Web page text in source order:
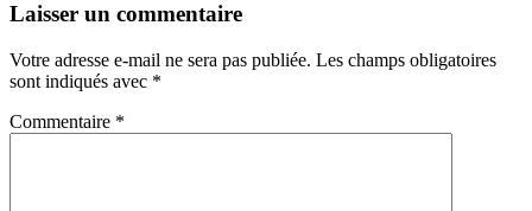
Laisser un commentaire
Votre adresse e-mail ne sera pas publiée. Les champs obligatoires
sont indiqués avec *
Commentaire *